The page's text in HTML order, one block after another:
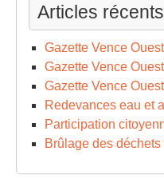
Articles récents
Gazette Vence
Gazette Vence
Gazette Vence
Redevances eau et
Participation
Brûlage des déchets